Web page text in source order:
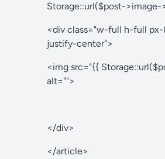
Storage::url($post->image-
<div class="w-full h-full
justify-center">
<img src="{{
alt="">
</div>
</article>